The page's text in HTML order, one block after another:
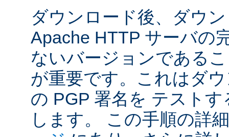
ダウンロード後、ダウ
Apache HTTP サーバの
ないバージョンである
が重要です。これはダ
の PGP 署名を テスト
します。 この手順の詳